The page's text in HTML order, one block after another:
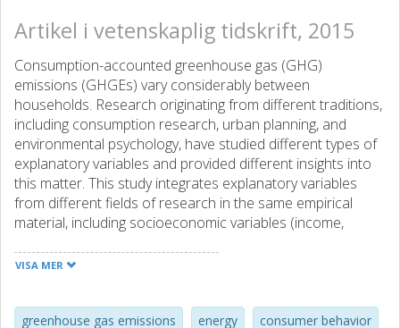
Artikel i vetenskaplig tidskrift, 2015
Consumption-accounted greenhouse gas (GHG)
emissions (GHGEs) vary considerably between
households. Research originating from different traditions,
including consumption research, urban planning, and
environmental psychology, have studied different types of
explanatory variables and provided different insights into
this matter. This study integrates explanatory variables
from different fields of research in the same empirical
material, including socioeconomic variables (income,
(proenvironmental attitudes and social norms), and
households with a response rate of 40%. GHGEs were
VISA MER
greenhouse gas emissions energy consumer behavior